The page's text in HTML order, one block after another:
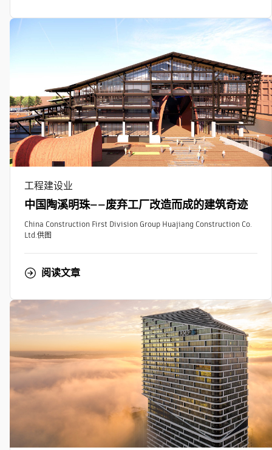
工程建设业
中国陶溪明珠——废弃工厂改造而成的建筑奇迹
China Construction First Division Group Huajiang Construction Co.
Ltd.供图
阅读文章